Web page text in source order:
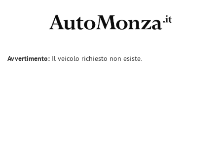
Avvertimento: Il veicolo richiesto non esiste.